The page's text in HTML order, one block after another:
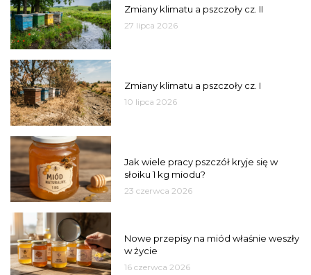
Zmiany klimatu a pszczoły cz. II
27 lipca 2026
Zmiany klimatu a pszczoły cz. I
10 lipca 2026
Jak wiele pracy pszczół kryje się w
słoiku 1 kg miodu?
23 czerwca 2026
Nowe przepisy na miód właśnie weszły
w życie
16 czerwca 2026